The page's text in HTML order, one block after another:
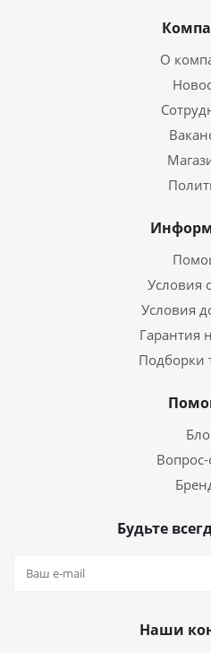
О
Условия
Условия
Гарантия
Подборки
Вопрос-
Будьте
Наши